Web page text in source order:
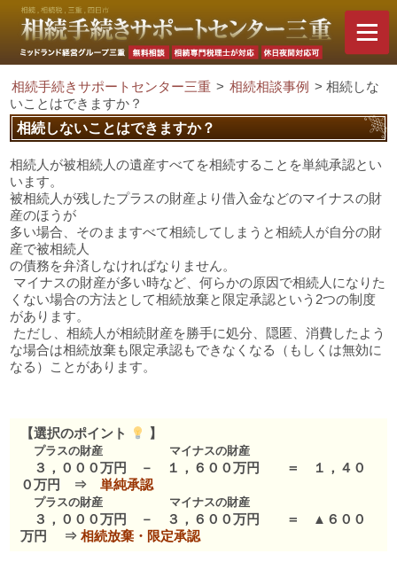
相続手続きサポートセンター三重 > 相続相談事例 >相続しな
いことはできますか？
相続しないことはできますか？
相続人が被相続人の遺産すべてを相続することを単純承認とい
います。
被相続人が残したプラスの財産より借入金などのマイナスの財
産のほうが
多い場合、そのまますべて相続してしまうと相続人が自分の財
産で被相続人
の債務を弁済しなければなりません。
マイナスの財産が多い時など、何らかの原因で相続人になりた
くない場合の方法として相続放棄と限定承認という2つの制度
があります。
ただし、相続人が相続財産を勝手に処分、隠匿、消費したよう
な場合は相続放棄も限定承認もできなくなる（もしくは無効に
なる）ことがあります。
【選択のポイント 】
プラスの財産 マイナスの財産
３，０００万円 － １，６００万円 ＝ １，４０
０万円 ⇒単純承認
プラスの財産 マイナスの財産
３，０００万円 － ３，６００万円 ＝ ▲６００
万円 ⇒相続放棄・限定承認